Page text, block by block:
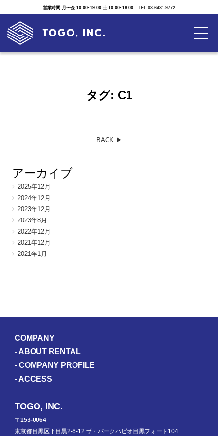
営業時間 月〜金 10:00~19:00 土 10:00~18:00 TEL 03-6431-9772
タグ: C1
BACK ▶︎
アーカイブ
2025年12月
2024年12月
2023年12月
2023年8月
2022年12月
2021年12月
2021年1月
COMPANY
- ABOUT RENTAL
- COMPANY PROFILE
- ACCESS
TOGO, INC.
〒153-0064
東京都目黒区下目黒2-6-12 ザ・パークハビオ目黒フォート104